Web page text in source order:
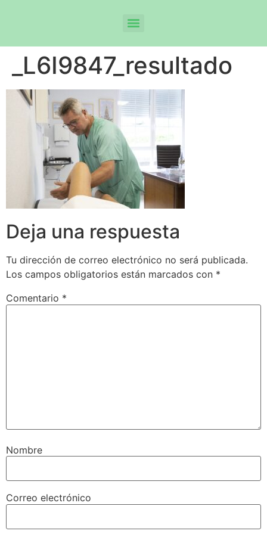
_L6I9847_resultado
Deja una respuesta
Tu dirección de correo electrónico no será publicada.
Los campos obligatorios están marcados con *
Comentario *
Nombre
Correo electrónico